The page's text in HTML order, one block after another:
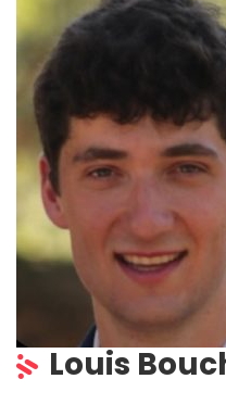
Louis